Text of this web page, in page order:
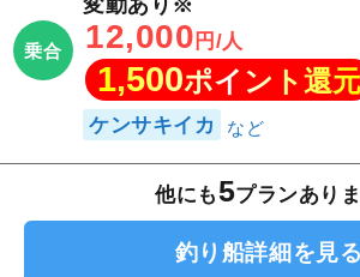
乗合 12,000 円/人
1,500ポイント還元
ケンサキイカ
他にも5プランあり
釣り船詳細を見る